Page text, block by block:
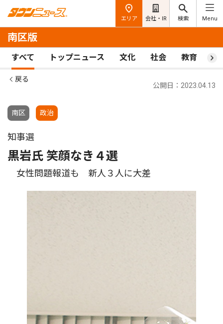
エリア 会社・IR 検索 Menu
南区版
すべて トップニュース 文化 社会 教育 ス
戻る
南区 政治
公開日：2023.04.13
知事選
黒岩氏 笑顔なき４選
女性問題報道も 新人３人に大差